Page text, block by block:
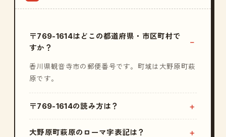
〒769-1614はどこの都道府県・市区町村で
すか？
香川県観音寺市の郵便番号です。町域は大野原町萩
原です。
〒769-1614の読み方は？
大野原町萩原のローマ字表記は？